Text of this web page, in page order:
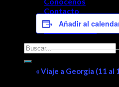
Contacto
Documentos
Acceso Socios
Añadir al
Navegación
«Viaje a Georgia (11 al